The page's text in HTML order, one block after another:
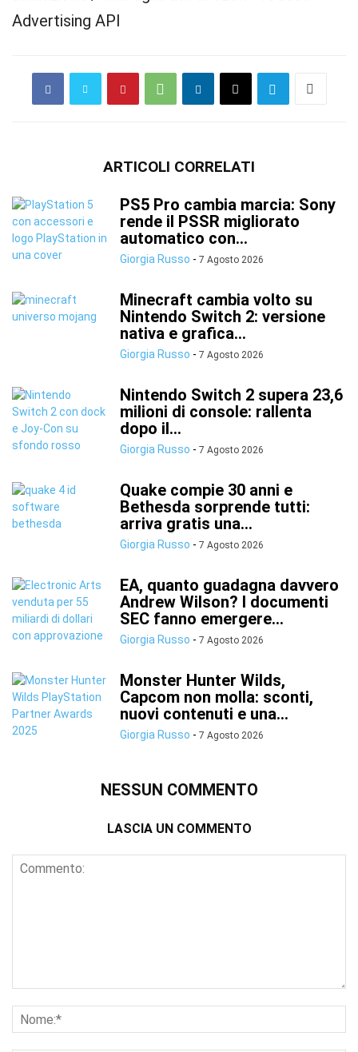
Advertising API
ARTICOLI CORRELATI
PS5 Pro cambia marcia: Sony
rende il PSSR migliorato
automatico con...
Giorgia Russo - 7 Agosto 2026
Minecraft cambia volto su
Nintendo Switch 2: versione
nativa e grafica...
Giorgia Russo - 7 Agosto 2026
Nintendo Switch 2 supera 23,6
milioni di console: rallenta
dopo il...
Giorgia Russo - 7 Agosto 2026
Quake compie 30 anni e
Bethesda sorprende tutti:
arriva gratis una...
Giorgia Russo - 7 Agosto 2026
EA, quanto guadagna davvero
Andrew Wilson? I documenti
SEC fanno emergere...
Giorgia Russo - 7 Agosto 2026
Monster Hunter Wilds,
Capcom non molla: sconti,
nuovi contenuti e una...
Giorgia Russo - 7 Agosto 2026
NESSUN COMMENTO
LASCIA UN COMMENTO